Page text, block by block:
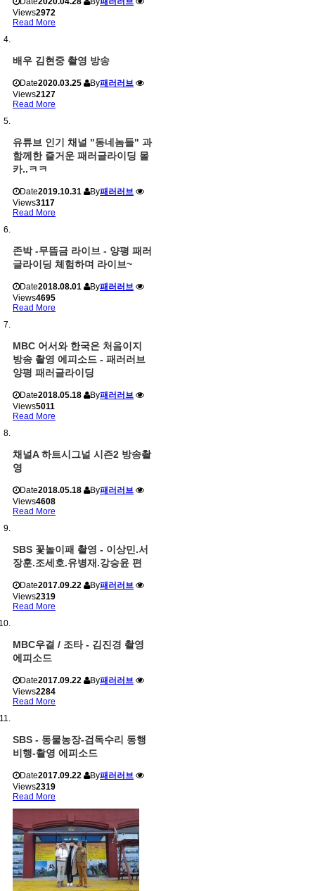
Views2972
Read More
배우 김현중 촬영 방송
Date2020.03.25 By패러러브
Views2127
Read More
유튜브 인기 채널 "동네놈들" 과
함께한 즐거운 패러글라이딩 몰
카..ㅋㅋ
Date2019.10.31 By패러러브
Views3117
Read More
존박 -무뜸금 라이브 - 양평 패러
글라이딩 체험하며 라이브~
Date2018.08.01 By패러러브
Views4695
Read More
MBC 어서와 한국은 처음이지
방송 촬영 에피소드 - 패러러브
양평 패러글라이딩
Date2018.05.18 By패러러브
Views5011
Read More
채널A 하트시그널 시즌2 방송촬
영
Date2018.05.18 By패러러브
Views4608
Read More
SBS 꽃놀이패 촬영 - 이상민.서
장훈.조세호.유병재.강승윤 편
Date2017.09.22 By패러러브
Views2319
Read More
MBC우결 / 조타 - 김진경 촬영
에피소드
Date2017.09.22 By패러러브
Views2284
Read More
SBS - 동물농장-검독수리 동행
비행-촬영 에피소드
Date2017.09.22 By패러러브
Views2319
Read More